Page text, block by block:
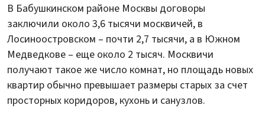
В Бабушкинском районе Москвы договоры
заключили около 3,6 тысячи москвичей, в
Лосиноостровском – почти 2,7 тысячи, а в Южном
Медведкове – еще около 2 тысяч. Москвичи
получают такое же число комнат, но площадь новых
квартир обычно превышает размеры старых за счет
просторных коридоров, кухонь и санузлов.